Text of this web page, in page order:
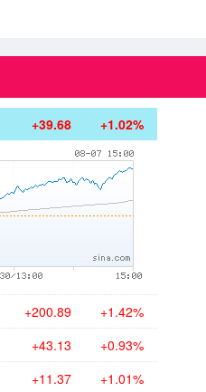
+39.68 +1.02%
+200.89 +1.42%
+43.13 +0.93%
+11.37 +1.01%